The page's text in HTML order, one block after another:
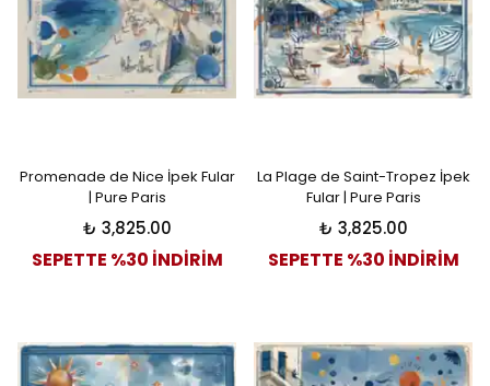
Promenade de Nice İpek Fular
| Pure Paris
₺ 3,825.00
SEPETTE %30 İNDİRİM
La Plage de Saint-Tropez İpek
Fular | Pure Paris
₺ 3,825.00
SEPETTE %30 İNDİRİM